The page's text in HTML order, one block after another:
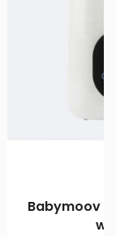
Babymoov